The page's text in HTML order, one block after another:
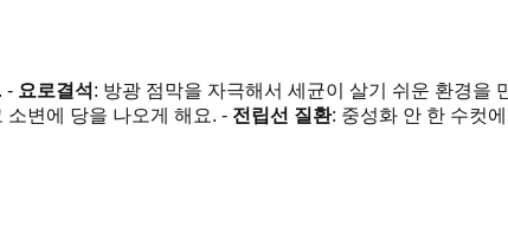
- 요로결석 : 방광 점막을 자극해서 세균이 살기 쉬운 환경을
소변에 당을 나오게 해요. - 전립선 질환: 중성화 안 한 수컷